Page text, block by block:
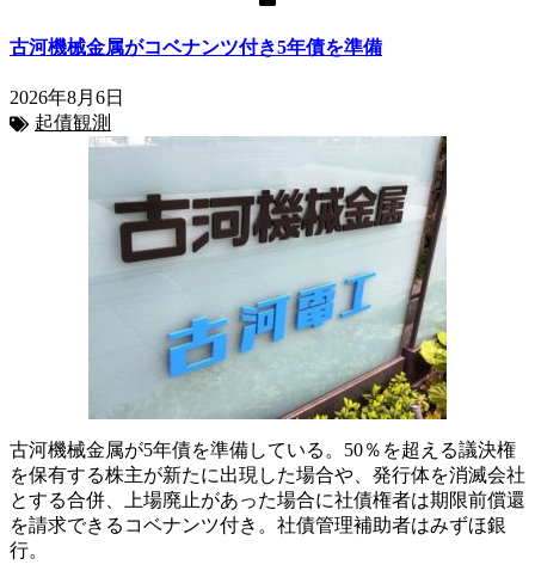
古河機械金属がコベナンツ付き5年債を準備
2026年8月6日
起債観測
古河機械金属が5年債を準備している。50％を超える議決権
を保有する株主が新たに出現した場合や、発行体を消滅会社
とする合併、上場廃止があった場合に社債権者は期限前償還
を請求できるコベナンツ付き。社債管理補助者はみずほ銀
行。